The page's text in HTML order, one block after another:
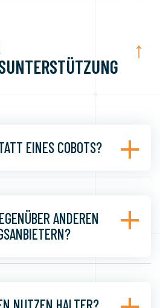
↑
EINES COBOTS?
ANDEREN